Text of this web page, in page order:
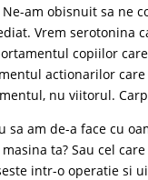
am obisnuit sa ne
Vrem serotonina
copiilor
actionarilor
nu viitorul.
sa am de-a face cu
ta? Sau cel
intr-o operatie si